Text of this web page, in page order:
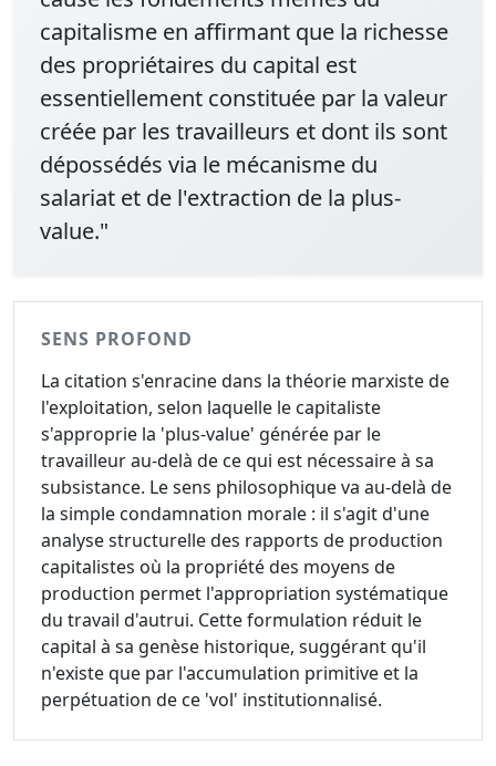
capitalisme en affirmant que la richesse
des propriétaires du capital est
essentiellement constituée par la valeur
créée par les travailleurs et dont ils sont
dépossédés via le mécanisme du
salariat et de l'extraction de la plus-
value."
SENS PROFOND
La citation s'enracine dans la théorie marxiste de
l'exploitation, selon laquelle le capitaliste
s'approprie la 'plus-value' générée par le
travailleur au-delà de ce qui est nécessaire à sa
subsistance. Le sens philosophique va au-delà de
la simple condamnation morale : il s'agit d'une
analyse structurelle des rapports de production
capitalistes où la propriété des moyens de
production permet l'appropriation systématique
du travail d'autrui. Cette formulation réduit le
capital à sa genèse historique, suggérant qu'il
n'existe que par l'accumulation primitive et la
perpétuation de ce 'vol' institutionnalisé.